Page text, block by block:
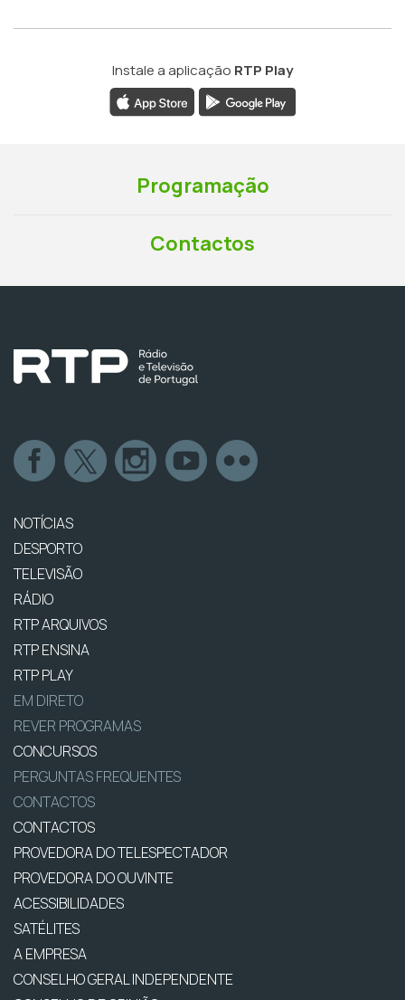
Instale a aplicação RTP Play
Programação
Contactos
NOTÍCIAS
DESPORTO
TELEVISÃO
RÁDIO
RTP ARQUIVOS
RTP ENSINA
RTP PLAY
EM DIRETO
REVER PROGRAMAS
CONCURSOS
PERGUNTAS FREQUENTES
CONTACTOS
CONTACTOS
PROVEDORA DO TELESPECTADOR
PROVEDORA DO OUVINTE
ACESSIBILIDADES
SATÉLITES
A EMPRESA
CONSELHO GERAL INDEPENDENTE